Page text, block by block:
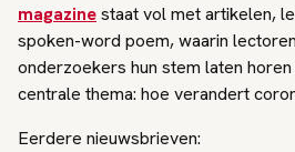
magazinestaat vol met artikelen,
spoken-word poem, waarin
onderzoekers hun stem laten
centrale thema: hoe verandert
Eerdere nieuwsbrieven: